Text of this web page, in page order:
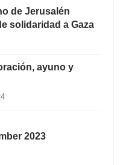
de Jerusalén
solidaridad a Gaza
ayuno y
2023